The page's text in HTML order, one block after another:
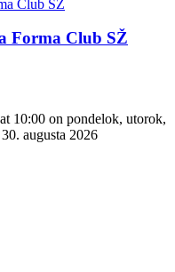
Forma Club SŽ
10:00 on pondelok, utorok,
augusta 2026